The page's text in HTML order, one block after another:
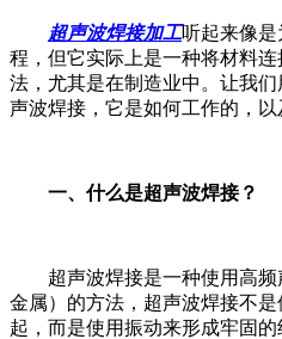
超声波焊接加工听起来像
程，但它实际上是一种将材料
法，尤其是在制造业中。让我
声波焊接，它是如何工作的，以
一、什么是超声波焊接？
超声波焊接是一种使用高频
金属）的方法，超声波焊接不
起，而是使用振动来形成牢固的